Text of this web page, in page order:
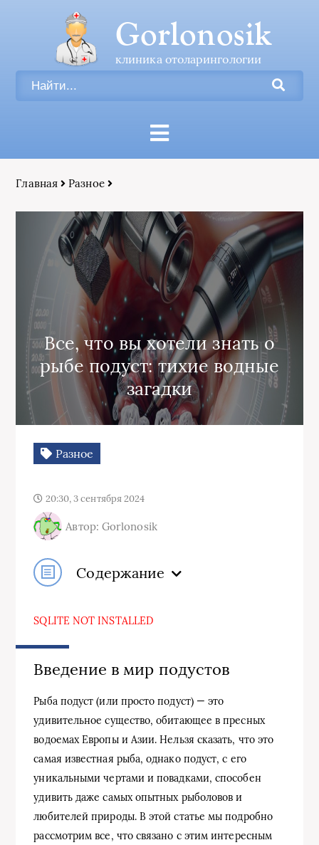
Gorlonosik
клиника отоларингологии
Главная Разное
Все, что вы хотели знать о
рыбе подуст: тихие водные
загадки
Разное
20:30, 3 сентября 2024
Автор: Gorlonosik
Содержание
SQLITE NOT INSTALLED
Введение в мир подустов
Рыба подуст (или просто подуст) — это
удивительное существо, обитающее в пресных
водоемах Европы и Азии. Нельзя сказать, что это
самая известная рыба, однако подуст, с его
уникальными чертами и повадками, способен
удивить даже самых опытных рыболовов и
любителей природы. В этой статье мы подробно
рассмотрим все, что связано с этим интересным